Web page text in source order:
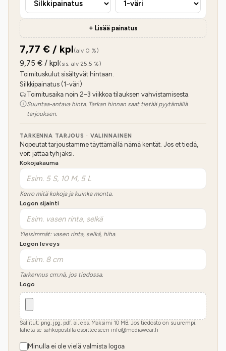
+ Lisää painatus
7,77 € / kpl(alv 0 %)
9,75 € / kpl(sis. alv 25,5 %)
Toimituskulut sisältyvät hintaan.
Silkkipainatus (1-väri)
Toimitusaika noin 2–3 viikkoa tilauksen vahvistamisesta.
Suuntaa-antava hinta. Tarkan hinnan saat tietää pyytämällä
tarjouksen.
TARKENNA TARJOUS · VALINNAINEN
Nopeutat tarjoustamme täyttämällä nämä kentät. Jos et tiedä,
voit jättää tyhjäksi.
Kokojakauma
Kerro mitä kokoja ja kuinka monta.
Logon sijainti
Yleisimmät: vasen rinta, selkä, hiha.
Logon leveys
Tarkennus cm:nä, jos tiedossa.
Logo
Sallitut: png, jpg, pdf, ai, eps. Maksimi 10 MB. Jos tiedosto on suurempi,
lähetä se sähköpostilla osoitteeseen info@mediawear.fi
Minulla ei ole vielä valmista logoa